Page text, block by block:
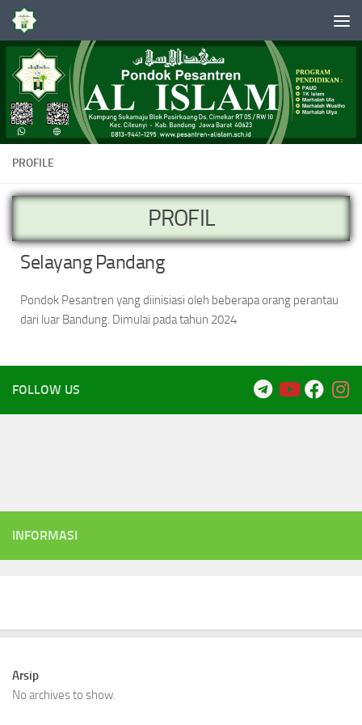
Skip to content
PROFILE
PROFIL
Selayang Pandang
Pondok Pesantren yang diinisiasi oleh beberapa orang perantau
dari luar Bandung. Dimulai pada tahun 2024
FOLLOW US
INFORMASI
Arsip
No archives to show.